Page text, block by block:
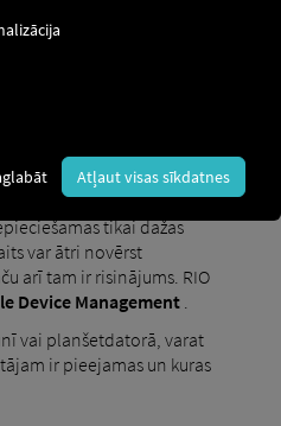
pārvaldība
neticami daudzpusīgas.
tikai dažas
var ātri novērst
arī tam ir risinājums. RIO
Device Management.
vai planšetdatorā, varat
ir pieejamas un kuras
Atļaut visas sīkdatnes